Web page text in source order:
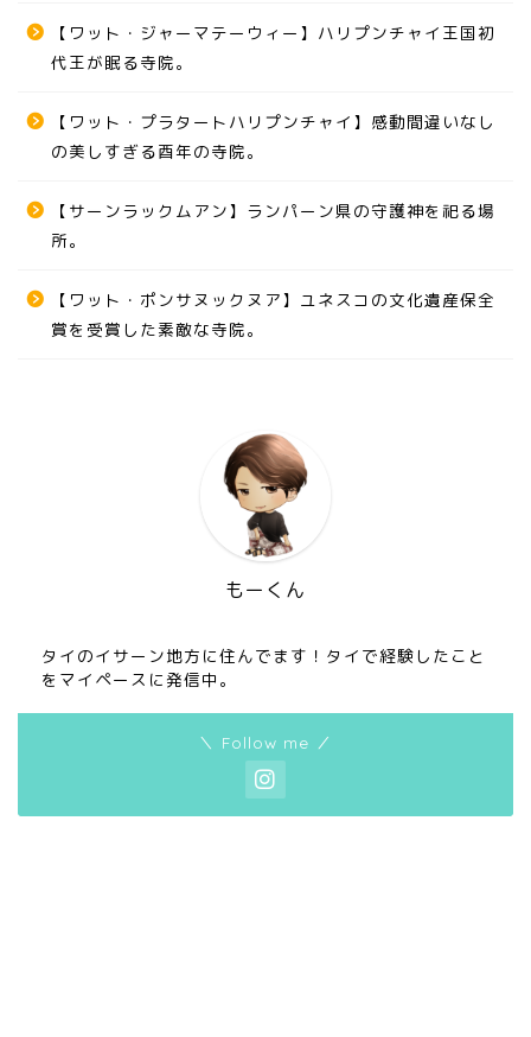
【ワット・ジャーマテーウィー】ハリプンチャイ王国初
代王が眠る寺院。
【ワット・プラタートハリプンチャイ】感動間違いなし
の美しすぎる酉年の寺院。
【サーンラックムアン】ランパーン県の守護神を祀る場
所。
【ワット・ポンサヌックヌア】ユネスコの文化遺産保全
賞を受賞した素敵な寺院。
もーくん
タイのイサーン地方に住んでます！タイで経験したこと
をマイペースに発信中。
＼ Follow me ／